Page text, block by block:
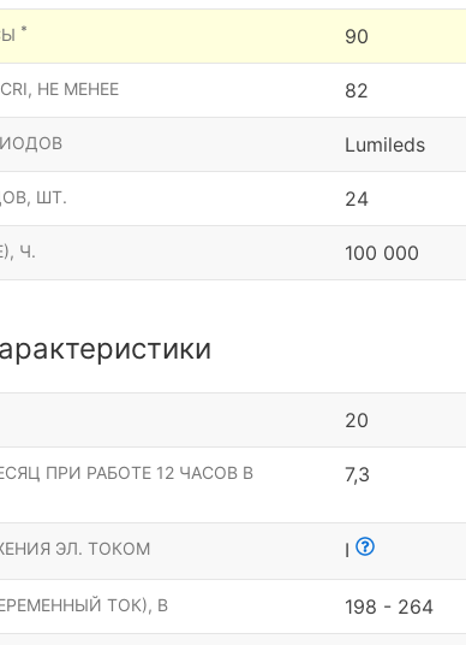
* 90
НЕ МЕНЕЕ 82
Lumileds
ШТ. 24
Ч. 100 000
20
ПРИ РАБОТЕ 12 ЧАСОВ В
7,3
ЭЛ. ТОКОМ I
ТОК), В 198 - 264